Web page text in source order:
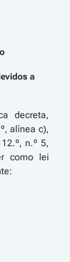
a
decreta,
alínea c),
n.º 5,
como lei